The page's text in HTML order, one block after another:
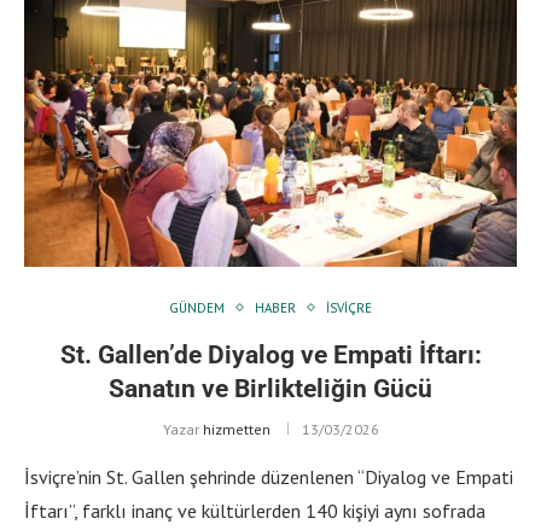
GÜNDEM HABER İSVIÇRE
St. Gallen’de Diyalog ve Empati İftarı:
Sanatın ve Birlikteliğin Gücü
Yazar hizmetten 13/03/2026
İsviçre’nin St. Gallen şehrinde düzenlenen “Diyalog ve Empati
İftarı”, farklı inanç ve kültürlerden 140 kişiyi aynı sofrada